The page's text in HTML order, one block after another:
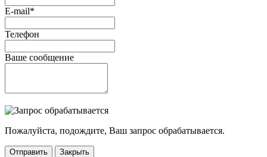
E-mail*
Телефон
Ваше сообщение
Пожалуйста, подождите, Ваш запрос обрабатывается.
Отправить
Закрыть